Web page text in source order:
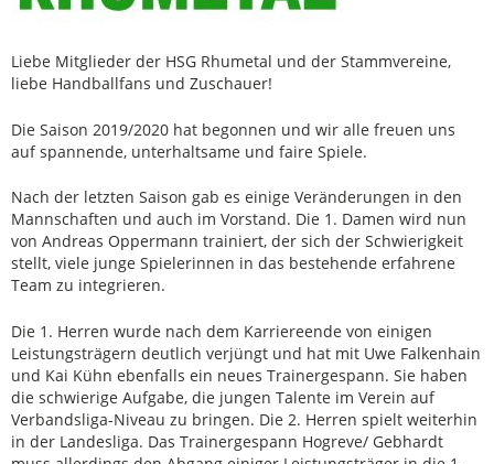
Liebe Mitglieder der HSG Rhumetal und der Stammvereine,
liebe Handballfans und Zuschauer!
Die Saison 2019/2020 hat begonnen und wir alle freuen uns
auf spannende, unterhaltsame und faire Spiele.
Nach der letzten Saison gab es einige Veränderungen in den
Mannschaften und auch im Vorstand. Die 1. Damen wird nun
von Andreas Oppermann trainiert, der sich der Schwierigkeit
stellt, viele junge Spielerinnen in das bestehende erfahrene
Team zu integrieren.
Die 1. Herren wurde nach dem Karriereende von einigen
Leistungsträgern deutlich verjüngt und hat mit Uwe Falkenhain
und Kai Kühn ebenfalls ein neues Trainergespann. Sie haben
die schwierige Aufgabe, die jungen Talente im Verein auf
Verbandsliga-Niveau zu bringen. Die 2. Herren spielt weiterhin
in der Landesliga. Das Trainergespann Hogreve/ Gebhardt